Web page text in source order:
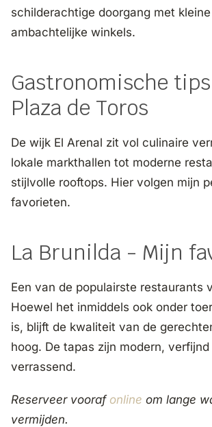
schilderachtige doorgang met
ambachtelijke winkels.
Gastronomische
Plaza de Toros
De wijk El Arenal zit vol culinaire
lokale markthallen tot moderne
stijlvolle rooftops. Hier volgen mijn
favorieten.
La Brunilda - Mijn
Een van de populairste restaurants
Hoewel het inmiddels ook onder
is, blijft de kwaliteit van de
hoog. De tapas zijn modern,
verrassend.
Reserveer vooraf online om lange
vermijden.